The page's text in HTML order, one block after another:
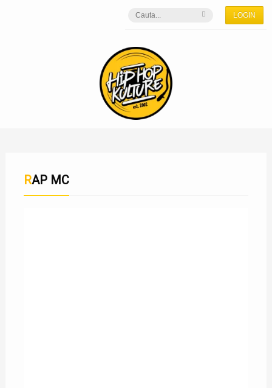
LOGIN
RAP MC